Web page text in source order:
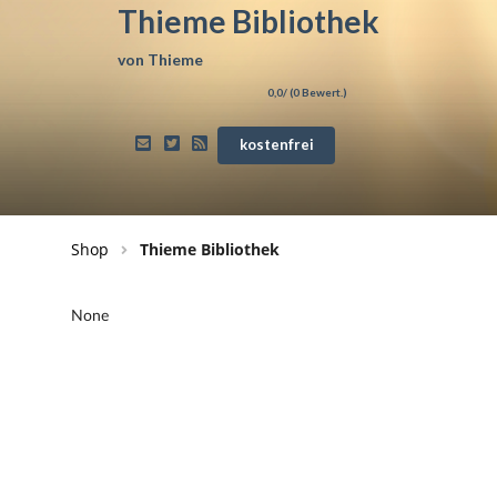
Thieme Bibliothek
von Thieme
0,0/ (0Bewert.)
kostenfrei
Shop Thieme Bibliothek